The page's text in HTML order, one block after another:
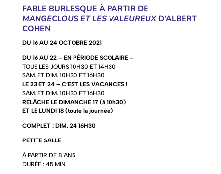
FABLE BURLESQUE À PARTIR DE
MANGECLOUS ET LES VALEUREUXD’ALBERT
COHEN
DU 16 AU 24 OCTOBRE 2021
DU 16 AU 22 – EN PÉRIODE SCOLAIRE –
TOUS LES JOURS 10H30 ET 14H30
SAM. ET DIM. 10H30 ET 16H30
LE 23 ET 24 – C’EST LES VACANCES !
SAM. ET DIM. 10H30 ET 16H30
RELÂCHE LE DIMANCHE 17 (à 10h30)
ET LE LUNDI 18 (toute la journée)
COMPLET : DIM. 24 16H30
PETITE SALLE
À PARTIR DE 8 ANS
DURÉE : 45 MIN